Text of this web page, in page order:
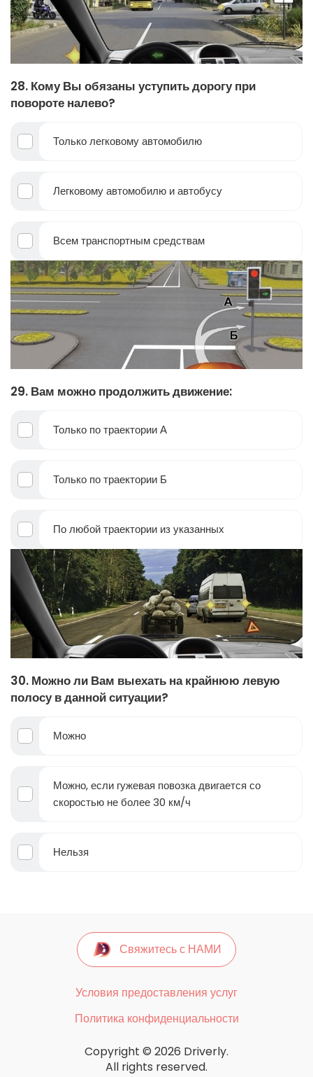
28. Кому Вы обязаны уступить дорогу при
повороте налево?
Только легковому автомобилю
Легковому автомобилю и автобусу
Всем транспортным средствам
29. Вам можно продолжить движение:
Только по траектории А
Только по траектории Б
По любой траектории из указанных
30. Можно ли Вам выехать на крайнюю левую
полосу в данной ситуации?
Можно
Можно, если гужевая повозка двигается со
скоростью не более 30 км/ч
Нельзя
Свяжитесь с НАМИ
Условия предоставления услуг
Политика конфиденциальности
Copyright © 2026 Driverly.
All rights reserved.